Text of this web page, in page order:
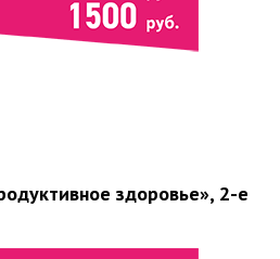
здоровье», 2-е